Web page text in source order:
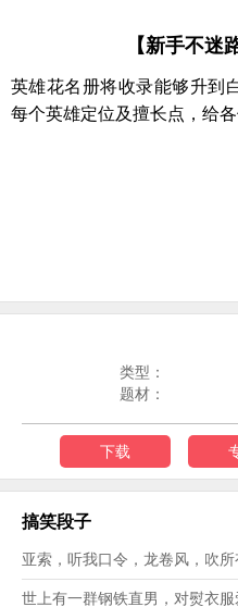
【新手不迷
英雄花名册将收录能够升到
每个英雄定位及擅长点，给
类型：
题材：
下载
搞笑段子
亚索，听我口令，龙卷风，吹
世上有一群钢铁直男，对熨衣